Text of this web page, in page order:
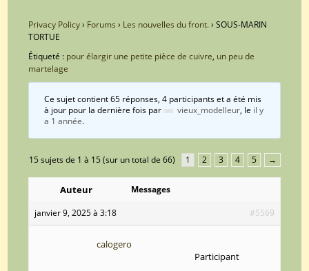
Privacy Policy› Forums › Les nouvelles du front.› SOUS-MARIN
TORTUE
Étiqueté : pour élargir une petite pièce de cuivre, un peu de
martelage
Ce sujet contient 65 réponses, 4 participants et a été mis
à jour pour la dernière fois par
vieux_modelleur, le il y
a 1 année.
15 sujets de 1 à 15 (sur un total de 66) 1 2 3 4 5 →
Auteur
Messages
janvier 9, 2025 à 3:18
#5569
calogero
Participant